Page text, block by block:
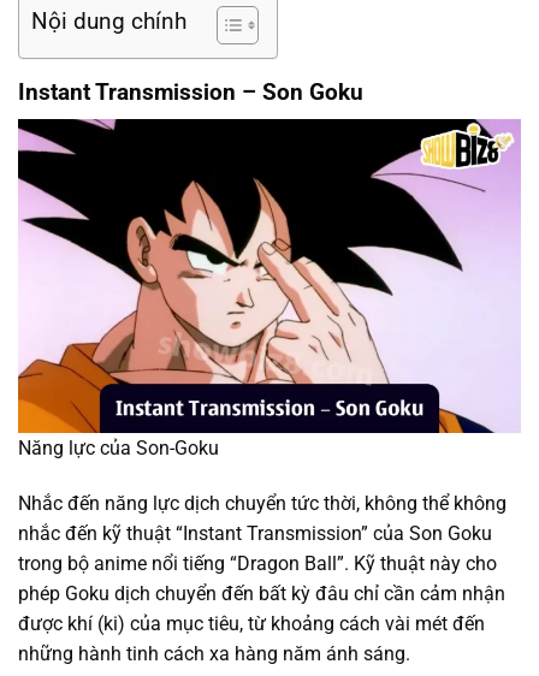
Nội dung chính
Instant Transmission – Son Goku
Năng lực của Son-Goku
Nhắc đến năng lực dịch chuyển tức thời, không thể không
nhắc đến kỹ thuật “Instant Transmission” của Son Goku
trong bộ anime nổi tiếng “Dragon Ball”. Kỹ thuật này cho
phép Goku dịch chuyển đến bất kỳ đâu chỉ cần cảm nhận
được khí (ki) của mục tiêu, từ khoảng cách vài mét đến
những hành tinh cách xa hàng năm ánh sáng.